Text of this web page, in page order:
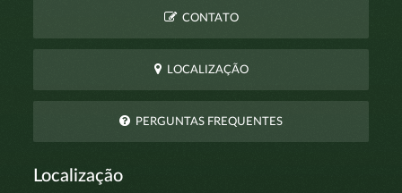
CONTATO
LOCALIZAÇÃO
PERGUNTAS FREQUENTES
Localização